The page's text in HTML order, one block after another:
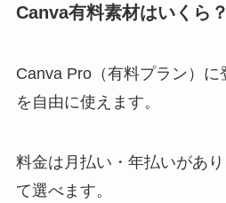
Canva有料素材はいくら？
Canva Pro（有料プラン）
を自由に使えます。
料金は月払い・年払いがあ
て選べます。